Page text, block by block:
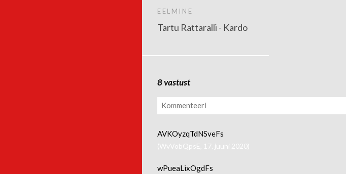
EELMINE
Tartu Rattaralli - Kardo
8 vastust
AVKOyzqTdNSveFs
(WvVobQpsE, 17. juuni 2020)
wPueaLixOgdFs